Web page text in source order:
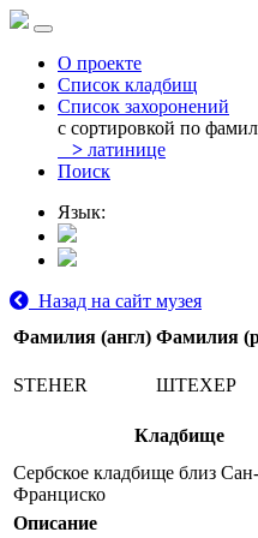
О проекте
Список кладбищ
Список захоронений
с сортировкой по
> латинице
Поиск
Язык:
Назад на сайт музея
Фамилия (англ) Фамилия
STEHER
ШТЕХЕР
Кладбище
Сербское кладбище близ Сан-
Франциско
Описание